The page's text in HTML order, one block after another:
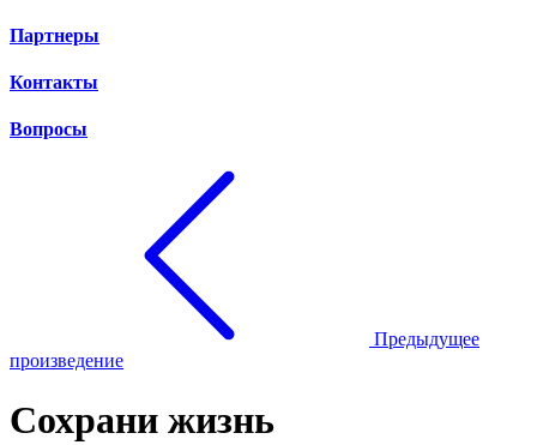
Партнеры
Контакты
Вопросы
Предыдущее
произведение
Сохрани жизнь